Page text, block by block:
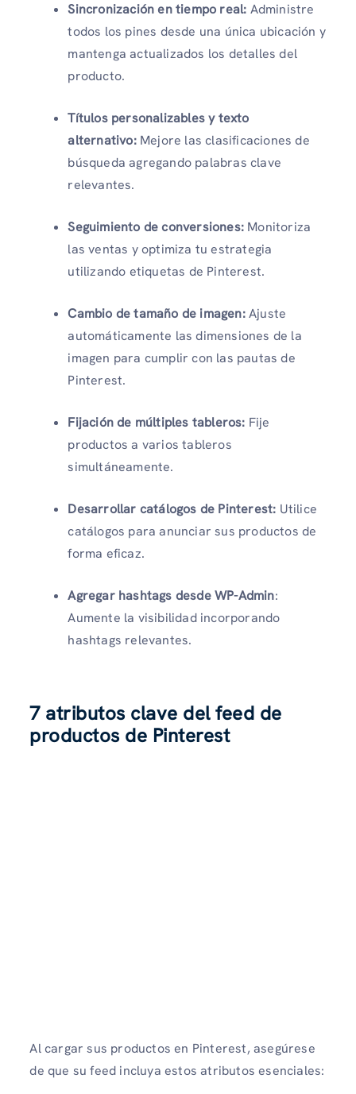
Sincronización en tiempo real: Administre
todos los pines desde una única ubicación y
mantenga actualizados los detalles del
producto.
Títulos personalizables y texto
alternativo:Mejore las clasificaciones de
búsqueda agregando palabras clave
relevantes.
Seguimiento de conversiones: Monitoriza
las ventas y optimiza tu estrategia
utilizando etiquetas de Pinterest.
Cambio de tamaño de imagen:Ajuste
automáticamente las dimensiones de la
imagen para cumplir con las pautas de
Pinterest.
Fijación de múltiples tableros: Fije
productos a varios tableros
simultáneamente.
Desarrollar catálogos de Pinterest: Utilice
catálogos para anunciar sus productos de
forma eficaz.
Agregar hashtags desde WP-Admin:
Aumente la visibilidad incorporando
hashtags relevantes.
7 atributos clave del feed de
productos de Pinterest
Al cargar sus productos en Pinterest, asegúrese
de que su feed incluya estos atributos esenciales: